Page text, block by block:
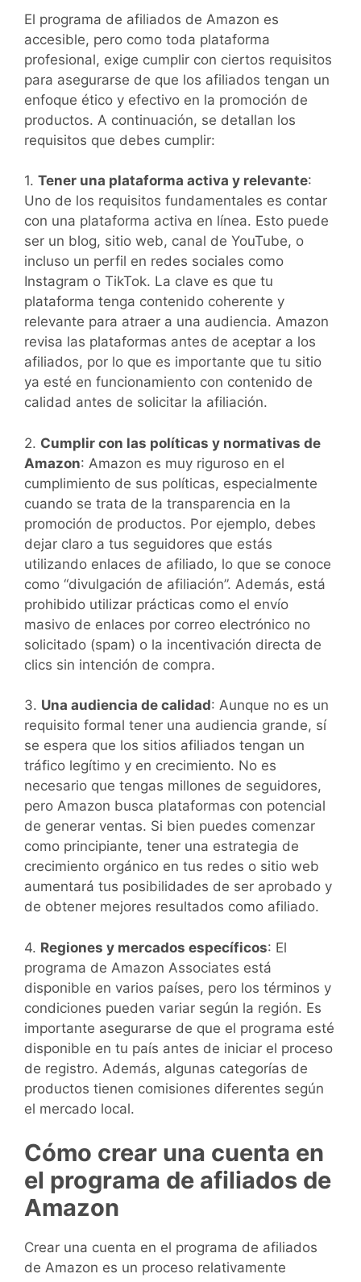
El programa de afiliados de Amazon es
accesible, pero como toda plataforma
profesional, exige cumplir con ciertos requisitos
para asegurarse de que los afiliados tengan un
enfoque ético y efectivo en la promoción de
productos. A continuación, se detallan los
requisitos que debes cumplir:
1. Tener una plataforma activa y relevante:
Uno de los requisitos fundamentales es contar
con una plataforma activa en línea. Esto puede
ser un blog, sitio web, canal de YouTube, o
incluso un perfil en redes sociales como
Instagram o TikTok. La clave es que tu
plataforma tenga contenido coherente y
relevante para atraer a una audiencia. Amazon
revisa las plataformas antes de aceptar a los
afiliados, por lo que es importante que tu sitio
ya esté en funcionamiento con contenido de
calidad antes de solicitar la afiliación.
2. Cumplir con las políticas y normativas de
Amazon: Amazon es muy riguroso en el
cumplimiento de sus políticas, especialmente
cuando se trata de la transparencia en la
promoción de productos. Por ejemplo, debes
dejar claro a tus seguidores que estás
utilizando enlaces de afiliado, lo que se conoce
como “divulgación de afiliación”. Además, está
prohibido utilizar prácticas como el envío
masivo de enlaces por correo electrónico no
solicitado (spam) o la incentivación directa de
clics sin intención de compra.
3. Una audiencia de calidad: Aunque no es un
requisito formal tener una audiencia grande, sí
se espera que los sitios afiliados tengan un
tráfico legítimo y en crecimiento. No es
necesario que tengas millones de seguidores,
pero Amazon busca plataformas con potencial
de generar ventas. Si bien puedes comenzar
como principiante, tener una estrategia de
crecimiento orgánico en tus redes o sitio web
aumentará tus posibilidades de ser aprobado y
de obtener mejores resultados como afiliado.
4. Regiones y mercados específicos: El
programa de Amazon Associates está
disponible en varios países, pero los términos y
condiciones pueden variar según la región. Es
importante asegurarse de que el programa esté
disponible en tu país antes de iniciar el proceso
de registro. Además, algunas categorías de
productos tienen comisiones diferentes según
el mercado local.
Cómo crear una cuenta en
el programa de afiliados de
Amazon
Crear una cuenta en el programa de afiliados
de Amazon es un proceso relativamente